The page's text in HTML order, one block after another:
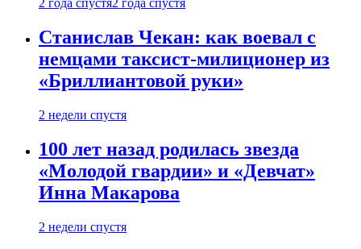
2 года спустя2 года спустя
Станислав Чекан: как воевал с
немцами таксист-милиционер из
«Бриллиантовой руки»
2 недели спустя
100 лет назад родилась звезда
«Молодой гвардии» и «Девчат»
Инна Макарова
2 недели спустя